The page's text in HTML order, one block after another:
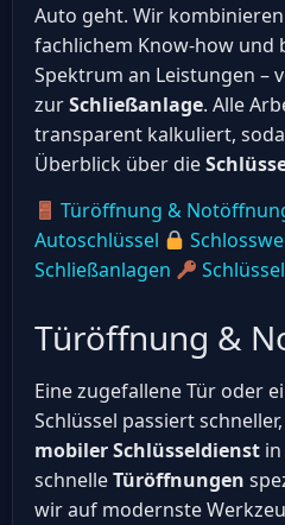
Auto geht. Wir
fachlichem Know-how und
Spektrum an Leistungen –
zurSchließanlage. Alle
transparent kalkuliert,
Überblick über die
Türöffnung &
Autoschlüssel
Schließanlagen
Türöffnung &
Eine zugefallene Tür oder
Schlüssel passiert
mobiler Schlüsseldienst
schnelleTüröffnungen
wir auf modernste